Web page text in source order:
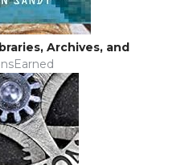
Archives, and